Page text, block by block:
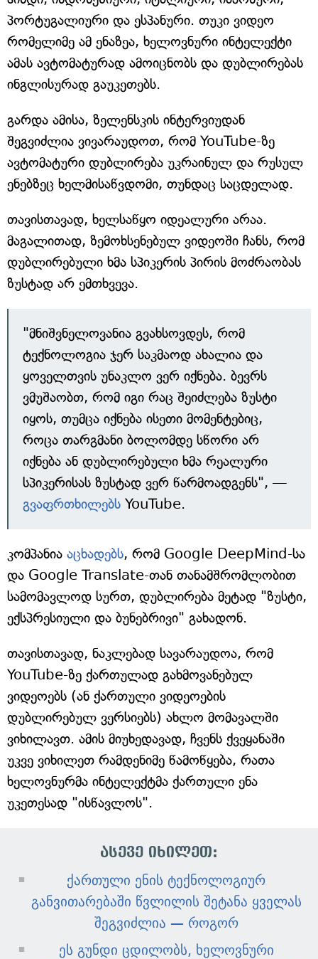
პორტუგალიური და ესპანური. თუკი ვიდეო
რომელიმე ამ ენაზეა, ხელოვნური ინტელექტი
ამას ავტომატურად ამოიცნობს და დუბლირებას
ინგლისურად გაუკეთებს.
გარდა ამისა, ზელენსკის ინტერვიუდან
შეგვიძლია ვივარაუდოთ, რომ YouTube-ზე
ავტომატური დუბლირება უკრაინულ და რუსულ
ენებზეც ხელმისაწვდომი, თუნდაც საცდელად.
თავისთავად, ხელსაწყო იდეალური არაა.
მაგალითად, ზემოხსენებულ ვიდეოში ჩანს, რომ
დუბლირებული ხმა სპიკერის პირის მოძრაობას
ზუსტად არ ემთხვევა.
"მნიშვნელოვანია გვახსოვდეს, რომ
ტექნოლოგია ჯერ საკმაოდ ახალია და
ყოველთვის უნაკლო ვერ იქნება. ბევრს
ვმუშაობთ, რომ იგი რაც შეიძლება ზუსტი
იყოს, თუმცა იქნება ისეთი მომენტებიც,
როცა თარგმანი ბოლომდე სწორი არ
იქნება ან დუბლირებული ხმა რეალური
სპიკერისას ზუსტად ვერ წარმოადგენს", —
გვაფრთხილებს YouTube.
კომპანია აცხადებს, რომ Google DeepMind-სა
და Google Translate-თან თანამშრომლობით
სამომავლოდ სურთ, დუბლირება მეტად "ზუსტი,
ექსპრესიული და ბუნებრივი" გახადონ.
თავისთავად, ნაკლებად სავარაუდოა, რომ
YouTube-ზე ქართულად გახმოვანებულ
ვიდეოებს (ან ქართული ვიდეოების
დუბლირებულ ვერსიებს) ახლო მომავალში
ვიხილავთ. ამის მიუხედავად, ჩვენს ქვეყანაში
უკვე ვიხილეთ რამდენიმე წამოწყება, რათა
ხელოვნურმა ინტელექტმა ქართული ენა
უკეთესად "ისწავლოს".
ასევე იხილეთ:
ქართული ენის ტექნოლოგიურ
განვითარებაში წვლილის შეტანა ყველას
შეგვიძლია — როგორ
ეს გუნდი ცდილობს, ხელოვნური